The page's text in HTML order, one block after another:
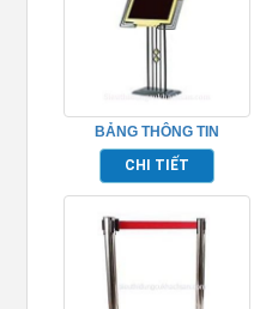
BẢNG THÔNG TIN
TP692009
CHI TIẾT